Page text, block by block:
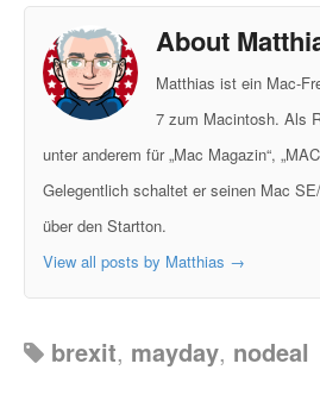
About
Matthias ist ein Mac-
7 zum Macintosh. Als
unter anderem für „Mac Magazin“,
Gelegentlich schaltet er seinen Mac
über den Startton.
View all posts by Matthias →
brexit, mayday, nodeal